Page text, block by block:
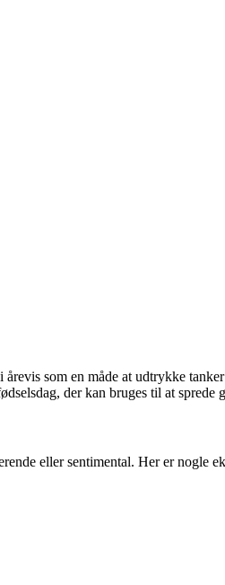
som en måde at udtrykke
der kan bruges til at
eller sentimental. Her er nogle